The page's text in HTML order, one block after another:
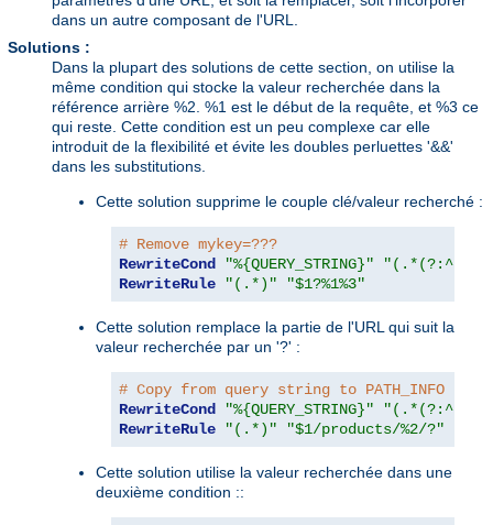
dans un autre composant de l'URL.
Solutions :
Dans la plupart des solutions de cette section, on utilise la
même condition qui stocke la valeur recherchée dans la
référence arrière %2. %1 est le début de la requête, et %3 ce
qui reste. Cette condition est un peu complexe car elle
introduit de la flexibilité et évite les doubles perluettes '&&'
dans les substitutions.
Cette solution supprime le couple clé/valeur recherché :
# Remove mykey=???
RewriteCond
"%{QUERY_STRING}"
RewriteRule
"(.*)" "$1?%1%3"
Cette solution remplace la partie de l'URL qui suit la
valeur recherchée par un '?' :
# Copy from query string to PATH_INFO
RewriteCond
"%{QUERY_STRING}"
RewriteRule
"(.*)" "$1/products/%2/?"
Cette solution utilise la valeur recherchée dans une
deuxième condition ::